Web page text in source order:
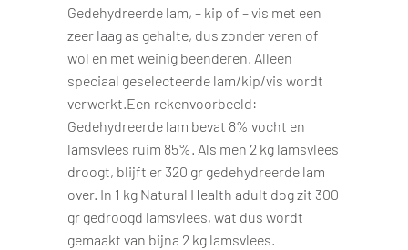
Gedehydreerde lam, – kip of – vis met een
zeer laag as gehalte, dus zonder veren of
wol en met weinig beenderen. Alleen
speciaal geselecteerde lam/kip/vis wordt
verwerkt.Een rekenvoorbeeld:
Gedehydreerde lam bevat 8% vocht en
lamsvlees ruim 85%. Als men 2 kg lamsvlees
droogt, blijft er 320 gr gedehydreerde lam
over. In 1 kg Natural Health adult dog zit 300
gr gedroogd lamsvlees, wat dus wordt
gemaakt van bijna 2 kg lamsvlees.